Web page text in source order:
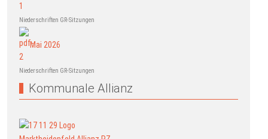
Niederschriften GR-Sitzungen
Mai 2026
Niederschriften GR-Sitzungen
Kommunale Allianz